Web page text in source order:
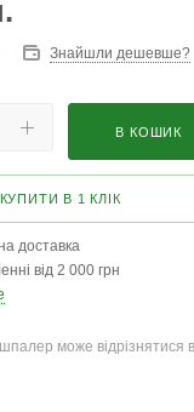
Знайшли дешевше?
В КОШИК
КУПИТИ В 1 КЛІК
доставка
від 2 000 грн
може відрізнятися